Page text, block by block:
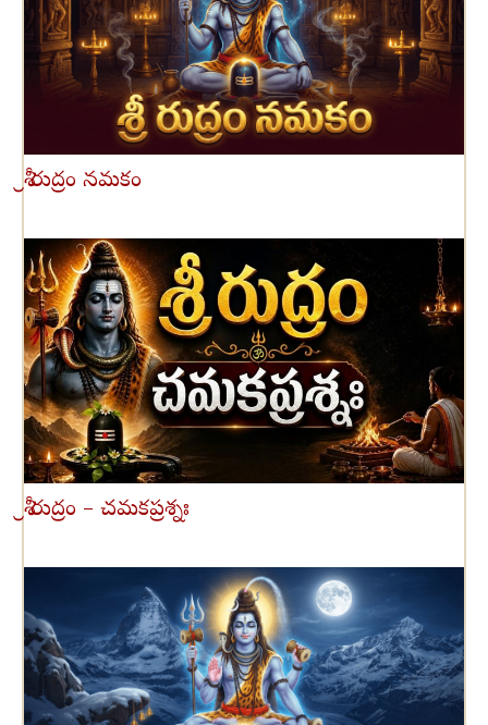
శ్రీ రుద్రం నమకం
శ్రీ రుద్రం – చమకప్రశ్నః